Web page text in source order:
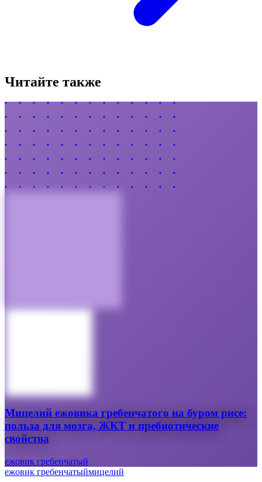
Читайте также
Мицелий ежовика гребенчатого на буром рисе:
польза для мозга, ЖКТ и пребиотические
свойства
ежовик гребенчатый
ежовик гребенчатыймицелий